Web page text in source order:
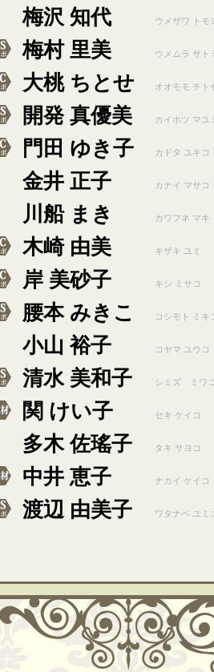
梅沢 知代 ウメザワ トモ
梅村 里美 ウメムラ サト
大桃 ちとせ オオモモ チト
開発 真優美 カイホツ マユ
門田 ゆき子 カドタ ユキコ
金井 正子 カナイ マサコ
川船 まき カワフネ マキ
木崎 由美 キザキ ユミ
岸 美砂子 キシ ミサコ
腰本 みきこ コシモト ミキ
小山 裕子 コヤマ ユウコ
清水 美和子 シミズ ミワ
関 けい子 セキ ケイコ
多木 佐瑤子 タキ サヨコ
中井 恵子 ナカイ ケイコ
渡辺 由美子 ワタナベ ユミ